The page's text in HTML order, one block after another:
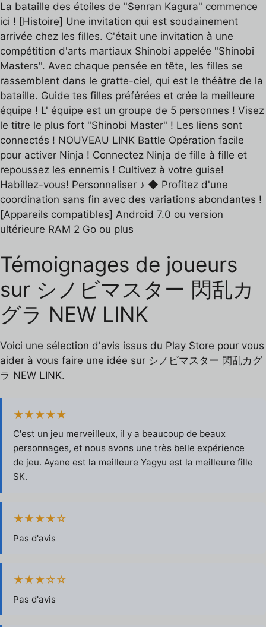
La bataille des étoiles de "Senran Kagura" commence
ici ! [Histoire] Une invitation qui est soudainement
arrivée chez les filles. C'était une invitation à une
compétition d'arts martiaux Shinobi appelée "Shinobi
Masters". Avec chaque pensée en tête, les filles se
rassemblent dans le gratte-ciel, qui est le théâtre de la
bataille. Guide tes filles préférées et crée la meilleure
équipe ! L' équipe est un groupe de 5 personnes ! Visez
le titre le plus fort "Shinobi Master" ! Les liens sont
connectés ! NOUVEAU LINK Battle Opération facile
pour activer Ninja ! Connectez Ninja de fille à fille et
repoussez les ennemis ! Cultivez à votre guise!
Habillez-vous! Personnaliser ♪ ◆ Profitez d'une
coordination sans fin avec des variations abondantes !
[Appareils compatibles] Android 7.0 ou version
ultérieure RAM 2 Go ou plus
Témoignages de joueurs
sur シノビマスター 閃乱カ
グラ NEW LINK
Voici une sélection d'avis issus du Play Store pour vous
aider à vous faire une idée sur シノビマスター 閃乱カグ
ラ NEW LINK.
★★★★★
C'est un jeu merveilleux, il y a beaucoup de beaux
personnages, et nous avons une très belle expérience
de jeu. Ayane est la meilleure Yagyu est la meilleure fille
SK.
★★★★☆
Pas d'avis
★★★☆☆
Pas d'avis